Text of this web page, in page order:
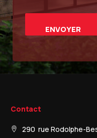
Contact
290 rue Rodolphe-